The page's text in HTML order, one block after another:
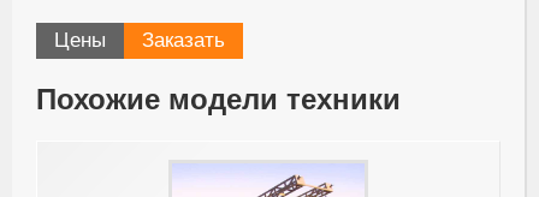
Цены Заказать
Похожие модели техники